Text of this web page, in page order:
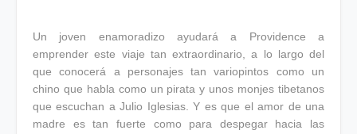
Un joven enamoradizo ayudará a Providence a
emprender este viaje tan extraordinario, a lo largo del
que conocerá a personajes tan variopintos como un
chino que habla como un pirata y unos monjes tibetanos
que escuchan a Julio Iglesias. Y es que el amor de una
madre es tan fuerte como para despegar hacia las